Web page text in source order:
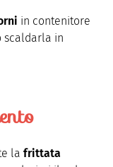
in contenitore
scaldarla in
la frittata